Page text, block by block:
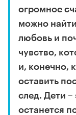
огромное
можно
любовь и
чувство,
и, конечно,
оставить
след. Дети –
останется